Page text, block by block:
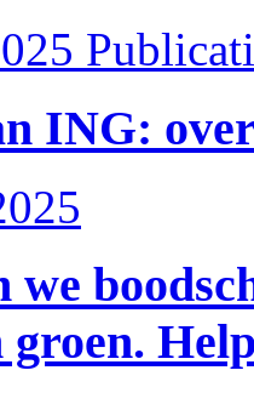
ING:
we